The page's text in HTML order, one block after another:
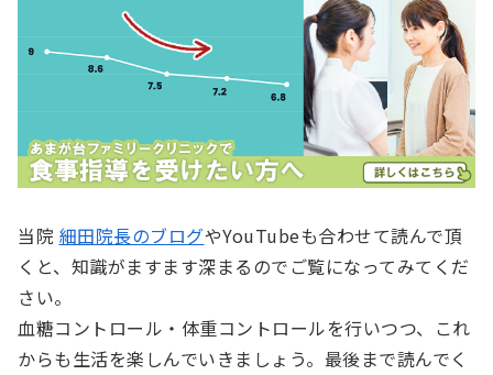
当院 細田院長のブログやYouTubeも合わせて読んで頂
くと、知識がますます深まるのでご覧になってみてくだ
さい。
血糖コントロール・体重コントロールを行いつつ、これ
からも生活を楽しんでいきましょう。最後まで読んでく